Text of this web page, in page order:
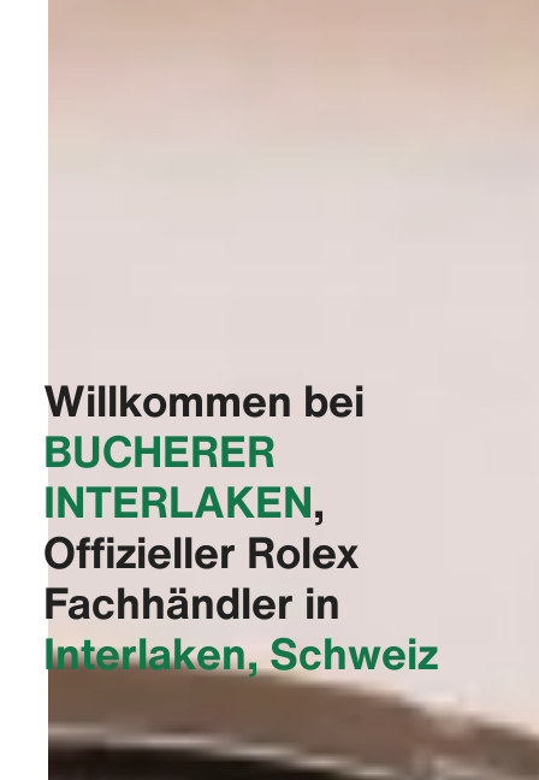
Willkommen bei
‭BUCHERER
INTERLAKEN‬,
Offizieller Rolex
Fachhändler in
Interlaken, Schweiz